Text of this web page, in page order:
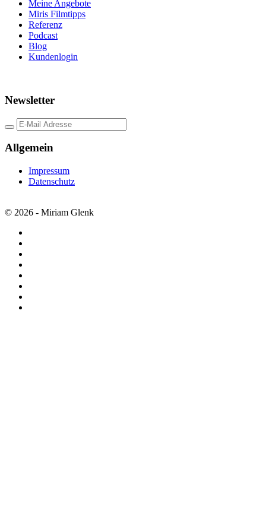
Meine Angebote
Miris Filmtipps
Referenz
Podcast
Blog
Kundenlogin
Newsletter
Allgemein
Impressum
Datenschutz
© 2026 - Miriam Glenk